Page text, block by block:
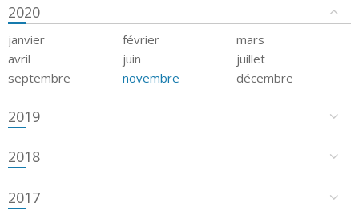
2020
janvier février
mars
avril
juin
juillet
septembre
novembre décembre
2019
2018
2017